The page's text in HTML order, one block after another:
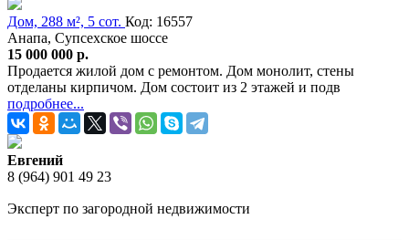
Дом, 288 м², 5 сот. Код: 16557
Анапа, Супсехское шоссе
15 000 000 р.
Продается жилой дом с ремонтом. Дом монолит, стены
отделаны кирпичом. Дом состоит из 2 этажей и подв
подробнее...
Евгений
8 (964) 901 49 23
Эксперт по загородной недвижимости